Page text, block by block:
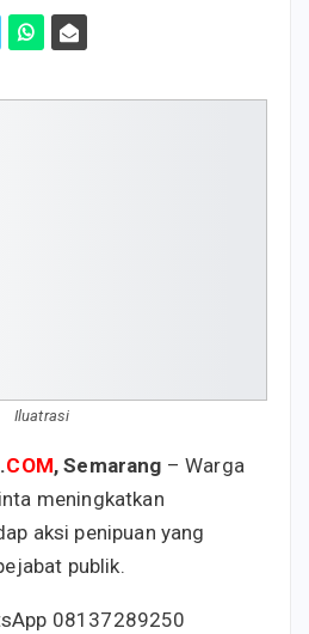
Iluatrasi
.COM, Semarang – Warga
meningkatkan
aksi penipuan yang
publik.
08137289250